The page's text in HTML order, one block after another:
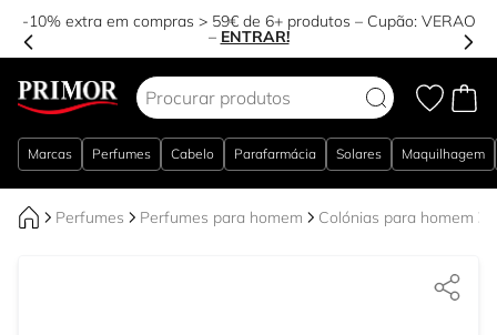
-10% extra em compras > 59€ de 6+ produtos – Cupão: VERAO
– ENTRAR!
Marcas Perfumes Cabelo Parafarmácia Solares Maquilhagem
Perfumes Perfumes para homem Colónias para homem